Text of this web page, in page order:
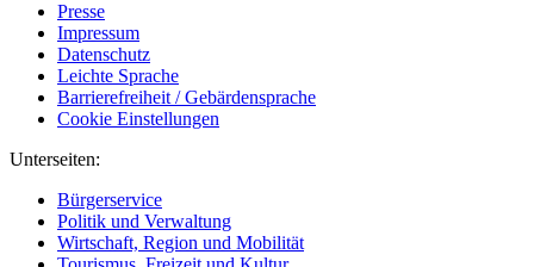
Presse
Impressum
Datenschutz
Leichte Sprache
Barrierefreiheit / Gebärdensprache
Cookie Einstellungen
Unterseiten:
Bürgerservice
Politik und Verwaltung
Wirtschaft, Region und Mobilität